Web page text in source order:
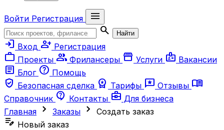
Войти Регистрация
menu
search
Найти
login Вход person_add Регистрация
work Проекты group Фрилансеры storefront Услуги badge Вакансии
article Блог help Помощь
verified_user Безопасная сделка workspace_premium Тарифы reviews Отзывы menu_book
Справочник contact_support Контакты business_center Для бизнеса
Главная chevron_right Заказы chevron_right Создать заказ
edit_note Новый заказ